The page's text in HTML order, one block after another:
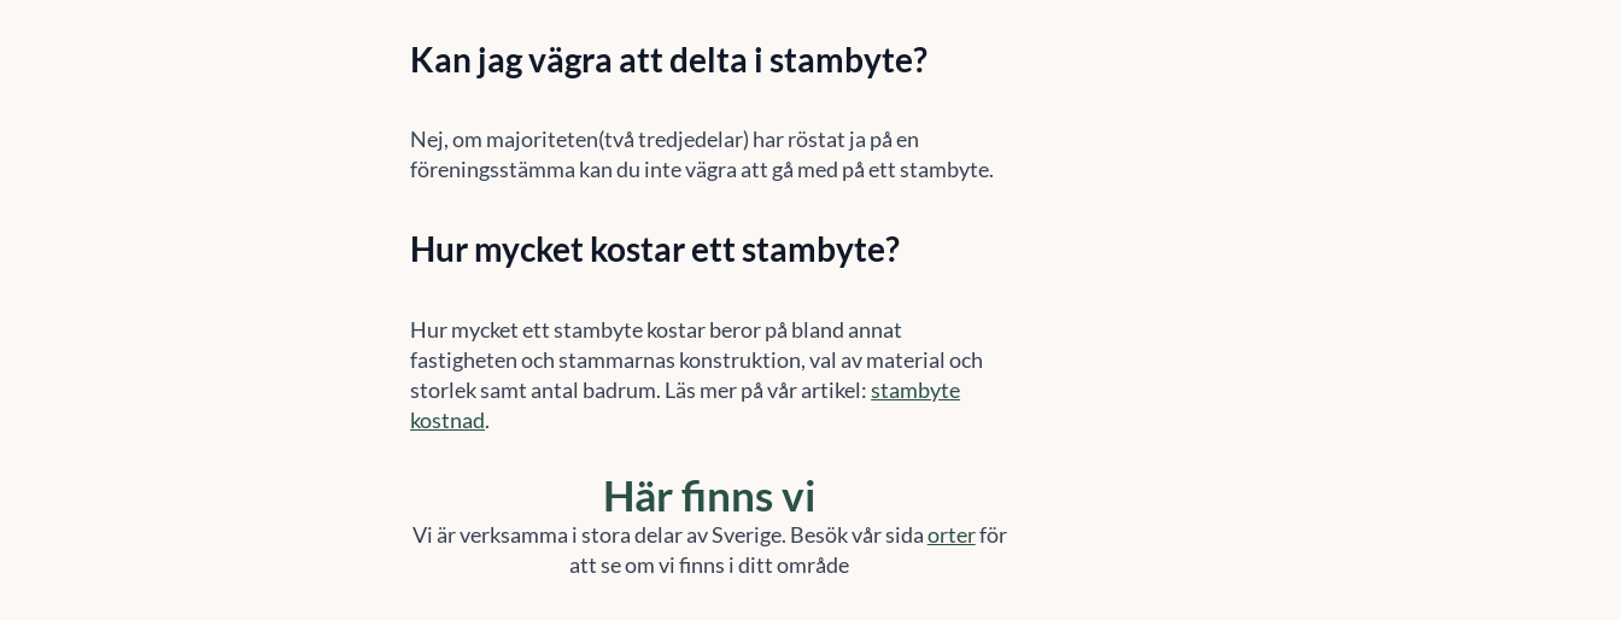
Kan jag vägra att delta i stambyte?
Nej, om majoriteten(två tredjedelar) har röstat ja på en
föreningsstämma kan du inte vägra att gå med på ett stambyte.
Hur mycket kostar ett stambyte?
Hur mycket ett stambyte kostar beror på bland annat
fastigheten och stammarnas konstruktion, val av material och
storlek samt antal badrum. Läs mer på vår artikel:stambyte
kostnad.
Här finns vi
Vi är verksamma i stora delar av Sverige. Besök vår sidaorterför
att se om vi finns i ditt område